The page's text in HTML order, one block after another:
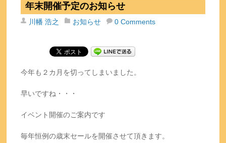
年末開催予定のお知らせ
川幡 浩之 お知らせ 0 Comments
今年も２カ月を切ってしまいました。
早いですね・・・
イベント開催のご案内です
毎年恒例の歳末セールを開催させて頂きます。